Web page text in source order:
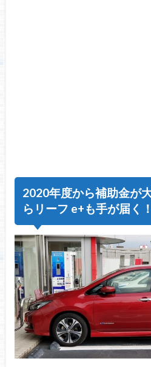
2020年度から補助金が
らリーフ e+も手が届く！